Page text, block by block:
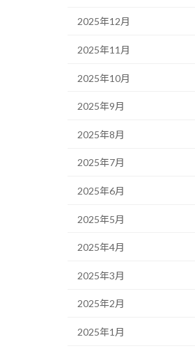
2025年12月
2025年11月
2025年10月
2025年9月
2025年8月
2025年7月
2025年6月
2025年5月
2025年4月
2025年3月
2025年2月
2025年1月